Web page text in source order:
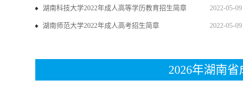
2022-05-09
湖南科技大学2022年成人高等学历教育招生简章
2022-05-09
湖南师范大学2022年成人高考招生简章
2026年湖南